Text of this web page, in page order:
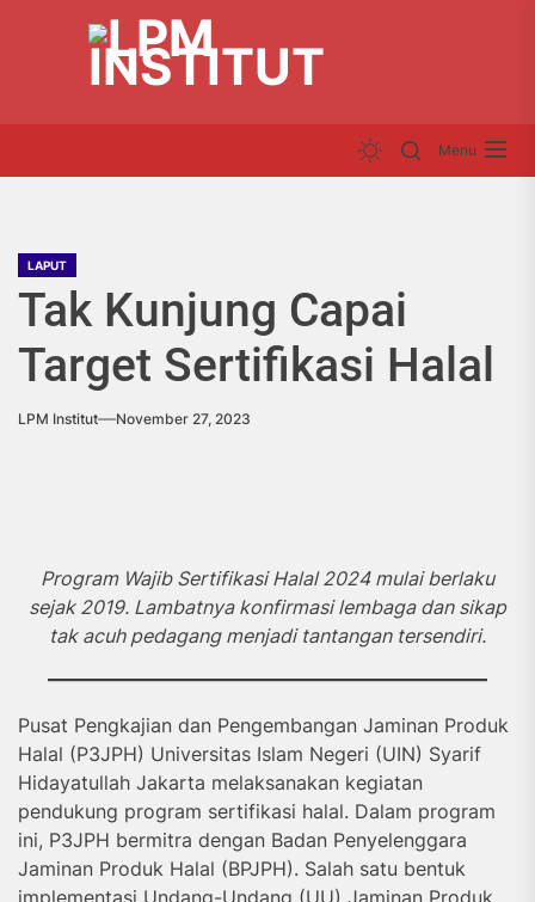
Menu
LAPUT
Tak Kunjung Capai
Target Sertifikasi Halal
LPM Institut November 27, 2023
Program Wajib Sertifikasi Halal 2024 mulai berlaku
sejak 2019. Lambatnya konfirmasi lembaga dan sikap
tak acuh pedagang menjadi tantangan tersendiri.
Pusat Pengkajian dan Pengembangan Jaminan Produk
Halal (P3JPH) Universitas Islam Negeri (UIN) Syarif
Hidayatullah Jakarta melaksanakan kegiatan
pendukung program sertifikasi halal. Dalam program
ini, P3JPH bermitra dengan Badan Penyelenggara
Jaminan Produk Halal (BPJPH). Salah satu bentuk
implementasi Undang-Undang (UU) Jaminan Produk